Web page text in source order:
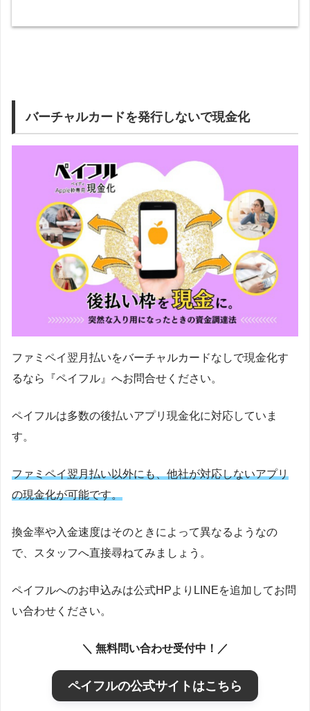
バーチャルカードを発行しないで現金化
ファミペイ翌月払いをバーチャルカードなしで現金化す
るなら『ペイフル』へお問合せください。
ペイフルは多数の後払いアプリ現金化に対応していま
す。
ファミペイ翌月払い以外にも、他社が対応しないアプリ
の現金化が可能です。
換金率や入金速度はそのときによって異なるようなの
で、スタッフへ直接尋ねてみましょう。
ペイフルへのお申込みは公式HPよりLINEを追加してお問
い合わせください。
＼ 無料問い合わせ受付中！／
ペイフルの公式サイトはこちら